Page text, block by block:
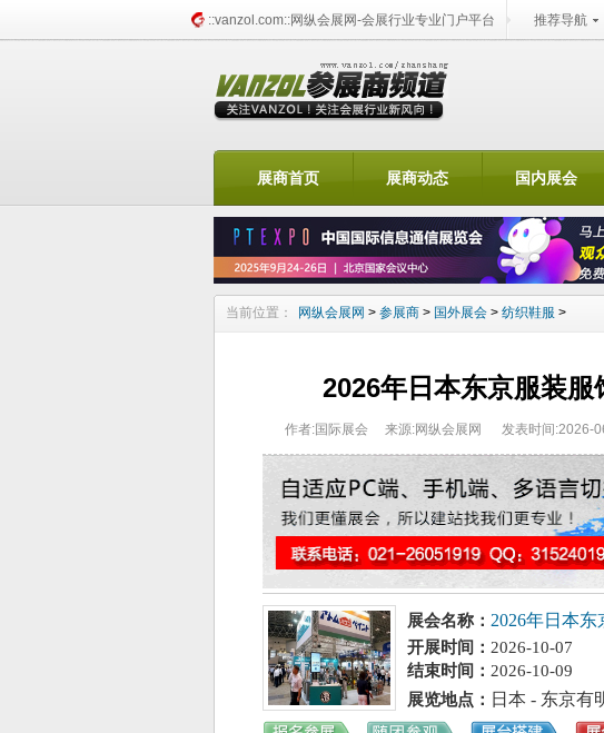
::vanzol.com::网纵会展网-会展行业专业门户平台 推荐导航
展商首页 展商动态 国内展会
当前位置： 网纵会展网 > 参展商 > 国外展会 > 纺织鞋服 >
2026年日本东京服装
作者:国际展会 来源:网纵会展网 发表时间:2026-
展会名称： 2026年日本
开展时间： 2026-10-07
结束时间： 2026-10-09
展览地点 ： 日本 - 东京有